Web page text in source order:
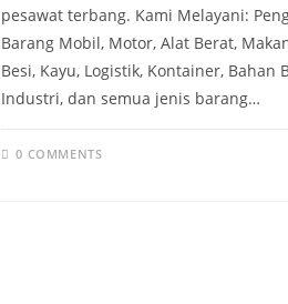
pesawat terbang. Kami Melayani:
Barang Mobil, Motor, Alat Berat,
Besi, Kayu, Logistik, Kontainer, Bahan
Industri, dan semua jenis barang…
0 COMMENTS